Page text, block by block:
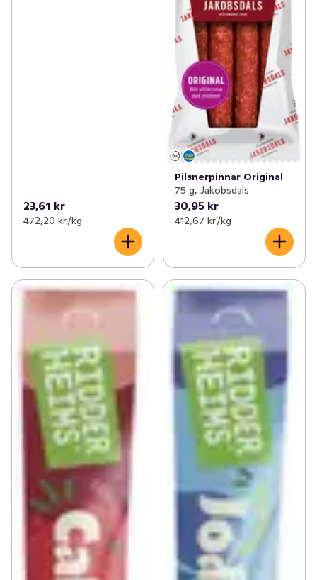
23,61 kr
472,20 kr /kg
Pilsnerpinnar Original
75 g, Jakobsdals
30,95 kr
412,67 kr /kg